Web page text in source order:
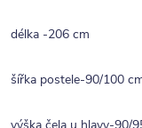
délka -206 cm
šířka postele-90/100